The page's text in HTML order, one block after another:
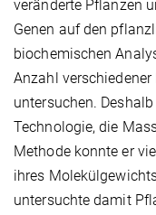
veränderte Pflanzen
Genen auf den
biochemischen
Anzahl
untersuchen.
Technologie, die
Methode konnte er
ihres
untersuchte damit